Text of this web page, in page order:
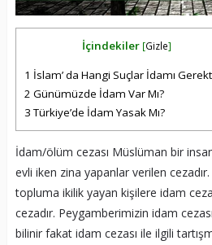
İçindekiler [Gizle]
1 İslam’ da Hangi Suçlar İdamı
2 Günümüzde İdam Var Mı?
3Türkiye’de İdam Yasak Mı?
İdam/ölüm cezası Müslüman bir
evli iken zina yapanlar verilen
topluma ikilik yayan kişilere idam
cezadır. Peygamberimizin idam
bilinir fakat idam cezası ile ilgili